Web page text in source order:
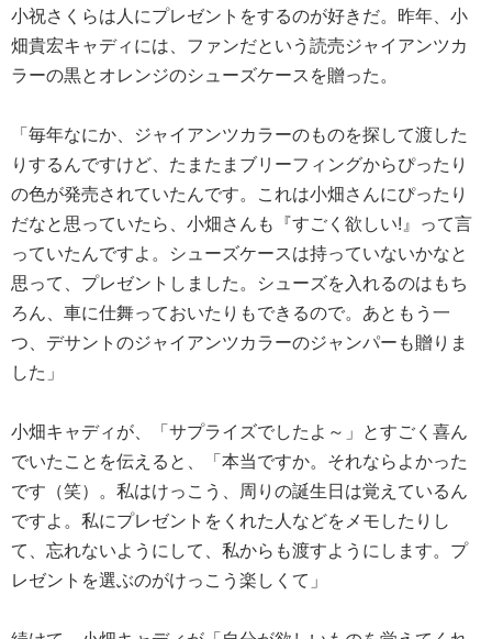
小祝さくらは人にプレゼントをするのが好きだ。昨年、小
畑貴宏キャディには、ファンだという読売ジャイアンツカ
ラーの黒とオレンジのシューズケースを贈った。
「毎年なにか、ジャイアンツカラーのものを探して渡した
りするんですけど、たまたまブリーフィングからぴったり
の色が発売されていたんです。これは小畑さんにぴったり
だなと思っていたら、小畑さんも『すごく欲しい!』って言
っていたんですよ。シューズケースは持っていないかなと
思って、プレゼントしました。シューズを入れるのはもち
ろん、車に仕舞っておいたりもできるので。あともう一
つ、デサントのジャイアンツカラーのジャンパーも贈りま
した」
小畑キャディが、「サプライズでしたよ～」とすごく喜ん
でいたことを伝えると、「本当ですか。それならよかった
です（笑）。私はけっこう、周りの誕生日は覚えているん
ですよ。私にプレゼントをくれた人などをメモしたりし
て、忘れないようにして、私からも渡すようにします。プ
レゼントを選ぶのがけっこう楽しくて」